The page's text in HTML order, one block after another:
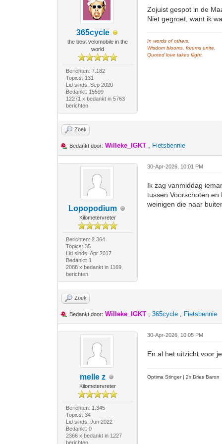
365cycle
the best velomobile in the
world
Berichten: 7.182
Topics: 131
Lid sinds: Sep 2020
Bedankt: 15599
12271 x bedankt in 5763
berichten
Zojuist gespot in de
Niet gegroet, want ik
In words of others,
Wisdom blooms, forums unite,
Quoted love takes flight.
Zoek
Bedankt door: Willeke_IGKT , Fietsbennie
Lopopodium
Kilometervreter
Berichten: 2.364
Topics: 35
Lid sinds: Apr 2017
Bedankt: 1
2088 x bedankt in 1169
berichten
30-Apr-2026, 10:01 PM
Ik zag vanmiddag
tussen Voorschoten
weinigen die naar
Zoek
Bedankt door: Willeke_IGKT ,365cycle , Fietsbennie
melle z
Kilometervreter
Berichten: 1.345
Topics: 34
Lid sinds: Jun 2022
Bedankt: 0
2366 x bedankt in 1227
berichten
30-Apr-2026, 10:05 PM
En al het uitzicht voor
Optima Stinger |2x Dries Baron